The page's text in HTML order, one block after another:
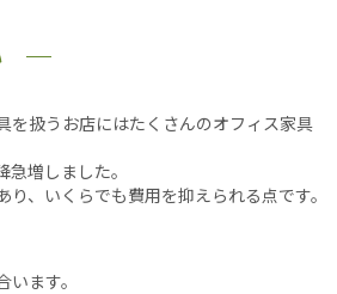
を扱うお店にはたくさんのオフィス家具
増しました。
、いくらでも費用を抑えられる点です。
ます。